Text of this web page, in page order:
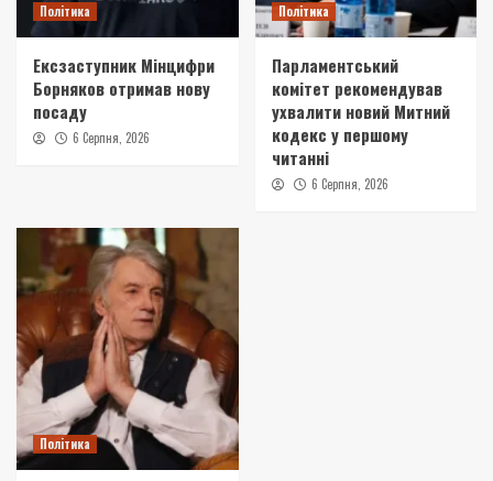
Політика
Ексзаступник Мінцифри
Борняков отримав нову
посаду
6 Серпня, 2026
Політика
Парламентський
комітет рекомендував
ухвалити новий Митний
кодекс у першому
читанні
6 Серпня, 2026
Політика